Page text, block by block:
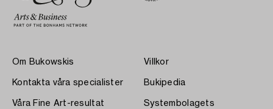
Om Bukowskis
Kontakta våra specialister
Våra Fine Art-resultat
Villkor
Bukipedia
Systembolagets